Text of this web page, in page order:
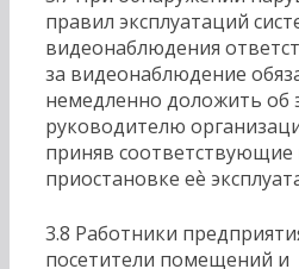
правил эксплуатаций
видеонаблюдения
за видеонаблюдение
немедленно доложить об
руководителю
приняв
приостановке еѐ
3.8 Работники
посетители помещений и